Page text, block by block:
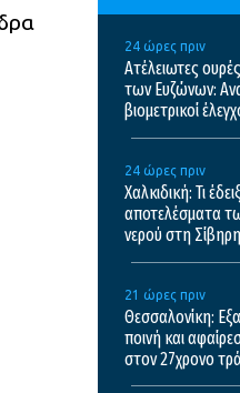
24 ώρες πριν
Ατέλειωτες
των Ευζώνων:
βιομετρικοί
24 ώρες πριν
Χαλκιδική: Τι
αποτελέσματα
νερού στη Σίβηρη
21 ώρες πριν
Θεσσαλονίκη:
ποινή και
στον 27χρονο